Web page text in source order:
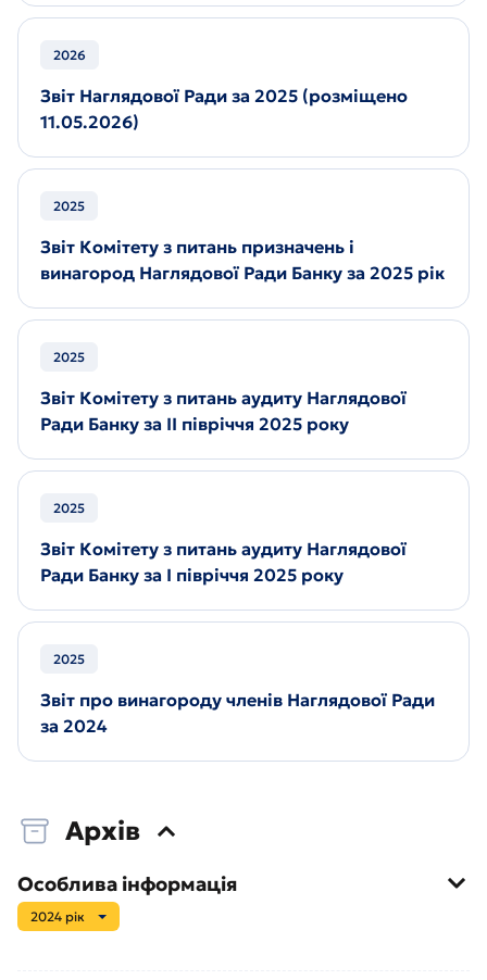
2026
Звіт Наглядової Ради за 2025 (розміщено
11.05.2026)
2025
Звіт Комітету з питань призначень і
винагород Наглядової Ради Банку за 2025 рік
2025
Звіт Комітету з питань аудиту Наглядової
Ради Банку за ІІ півріччя 2025 року
2025
Звіт Комітету з питань аудиту Наглядової
Ради Банку за I півріччя 2025 року
2025
Звіт про винагороду членів Наглядової Ради
за 2024
Архів
Особлива інформація
2024 рік